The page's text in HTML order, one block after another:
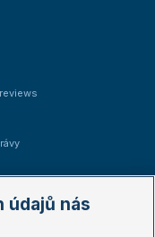
údajů nás